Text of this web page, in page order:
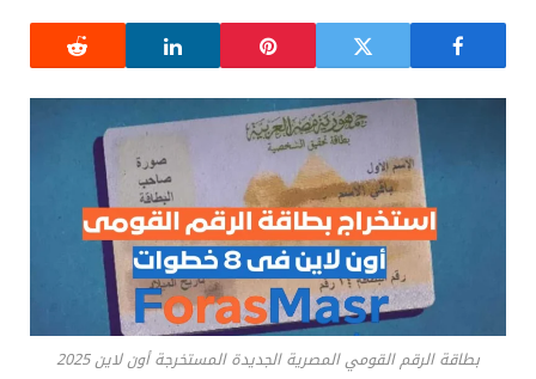
بطاقة الرقم القومي المصرية الجديدة المستخرجة أون لاين 2025